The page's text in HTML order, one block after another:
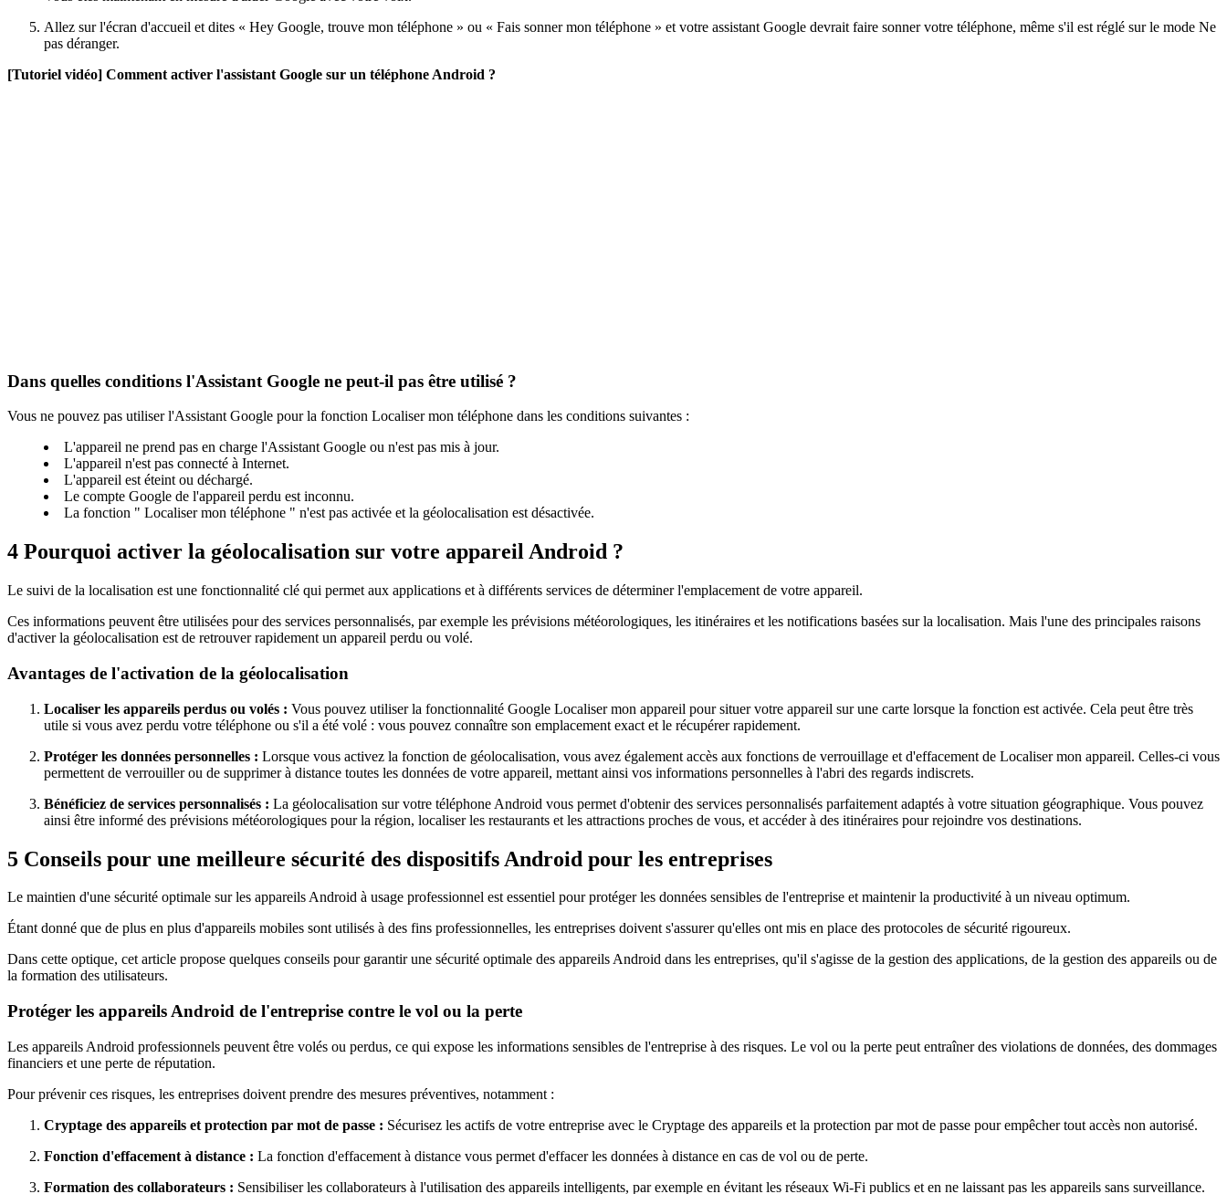
Allez sur l'écran d'accueil et dites « Hey Google, trouve mon téléphone » ou « Fais sonner mon téléphone » et votre assistant Google devrait faire sonner votre téléphone, même s'il est réglé sur le mode Ne
pas déranger.
[Tutoriel vidéo] Comment activer l'assistant Google sur un téléphone Android ?
Dans quelles conditions l'Assistant Google ne peut-il pas être utilisé ?
Vous ne pouvez pas utiliser l'Assistant Google pour la fonction Localiser mon téléphone dans les conditions suivantes :
L'appareil ne prend pas en charge l'Assistant Google ou n'est pas mis à jour.
L'appareil n'est pas connecté à Internet.
L'appareil est éteint ou déchargé.
Le compte Google de l'appareil perdu est inconnu.
La fonction " Localiser mon téléphone " n'est pas activée et la géolocalisation est désactivée.
4 Pourquoi activer la géolocalisation sur votre appareil Android ?
Le suivi de la localisation est une fonctionnalité clé qui permet aux applications et à différents services de déterminer l'emplacement de votre appareil.
Ces informations peuvent être utilisées pour des services personnalisés, par exemple les prévisions météorologiques, les itinéraires et les notifications basées sur la localisation. Mais l'une des principales raisons
d'activer la géolocalisation est de retrouver rapidement un appareil perdu ou volé.
Avantages de l'activation de la géolocalisation
Localiser les appareils perdus ou volés : Vous pouvez utiliser la fonctionnalité Google Localiser mon appareil pour situer votre appareil sur une carte lorsque la fonction est activée. Cela peut être très
utile si vous avez perdu votre téléphone ou s'il a été volé : vous pouvez connaître son emplacement exact et le récupérer rapidement.
Protéger les données personnelles : Lorsque vous activez la fonction de géolocalisation, vous avez également accès aux fonctions de verrouillage et d'effacement de Localiser mon appareil. Celles-ci vous
permettent de verrouiller ou de supprimer à distance toutes les données de votre appareil, mettant ainsi vos informations personnelles à l'abri des regards indiscrets.
Bénéficiez de services personnalisés : La géolocalisation sur votre téléphone Android vous permet d'obtenir des services personnalisés parfaitement adaptés à votre situation géographique. Vous pouvez
ainsi être informé des prévisions météorologiques pour la région, localiser les restaurants et les attractions proches de vous, et accéder à des itinéraires pour rejoindre vos destinations.
5 Conseils pour une meilleure sécurité des dispositifs Android pour les entreprises
Le maintien d'une sécurité optimale sur les appareils Android à usage professionnel est essentiel pour protéger les données sensibles de l'entreprise et maintenir la productivité à un niveau optimum.
Étant donné que de plus en plus d'appareils mobiles sont utilisés à des fins professionnelles, les entreprises doivent s'assurer qu'elles ont mis en place des protocoles de sécurité rigoureux.
Dans cette optique, cet article propose quelques conseils pour garantir une sécurité optimale des appareils Android dans les entreprises, qu'il s'agisse de la gestion des applications, de la gestion des appareils ou de
la formation des utilisateurs.
Protéger les appareils Android de l'entreprise contre le vol ou la perte
Les appareils Android professionnels peuvent être volés ou perdus, ce qui expose les informations sensibles de l'entreprise à des risques. Le vol ou la perte peut entraîner des violations de données, des dommages
financiers et une perte de réputation.
Pour prévenir ces risques, les entreprises doivent prendre des mesures préventives, notamment :
Cryptage des appareils et protection par mot de passe : Sécurisez les actifs de votre entreprise avec le Cryptage des appareils et la protection par mot de passe pour empêcher tout accès non autorisé.
Fonction d'effacement à distance : La fonction d'effacement à distance vous permet d'effacer les données à distance en cas de vol ou de perte.
Formation des collaborateurs : Sensibiliser les collaborateurs à l'utilisation des appareils intelligents, par exemple en évitant les réseaux Wi-Fi publics et en ne laissant pas les appareils sans surveillance.